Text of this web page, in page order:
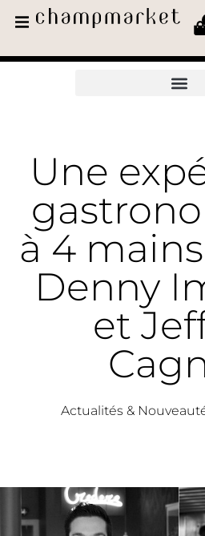
Une
à 4
Denny
et
Actualités &